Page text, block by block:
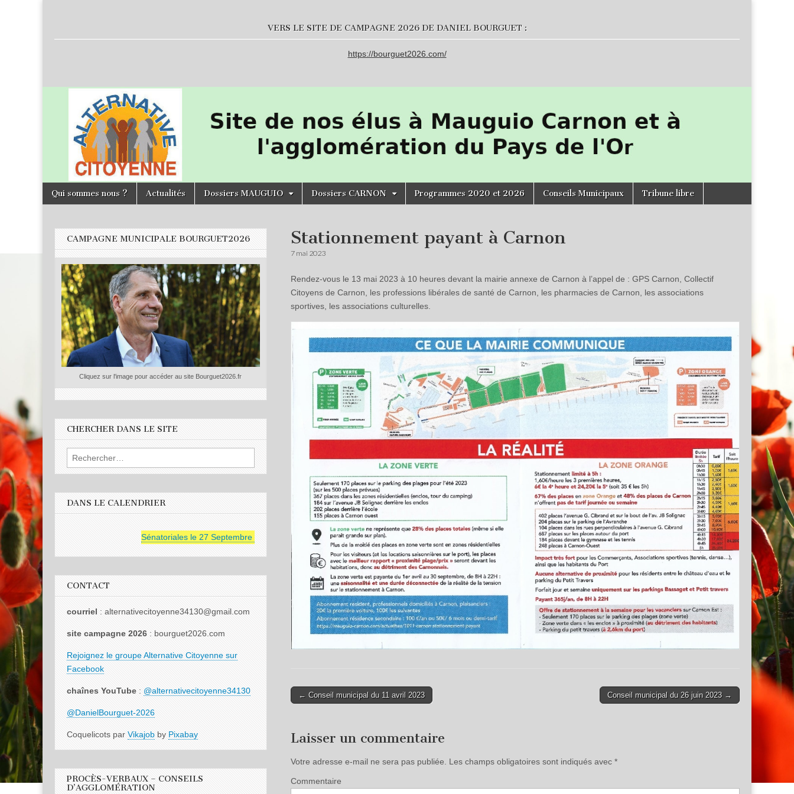
L'Alternative VERS LE SITE DE CAMPAGNE 2026 DE DANIEL BOURGUET :
https://bourguet2026.com/
Main menu
Skip to content
Qui sommes nous ? Actualités Dossiers MAUGUIO Dossiers CARNON Programmes 2020 et 2026 Conseils Municipaux Tribune libre
Stationnement payant à Carnon
7 mai 2023
Rendez-vous le 13 mai 2023 à 10 heures devant la mairie annexe de Carnon à l’appel de : GPS Carnon, Collectif
Citoyens de Carnon, les professions libérales de santé de Carnon, les pharmacies de Carnon, les associations
sportives, les associations culturelles.
Post navigation
← Conseil municipal du 11 avril 2023 Conseil municipal du 26 juin 2023 →
Laisser un commentaire
Votre adresse e-mail ne sera pas publiée. Les champs obligatoires sont indiqués avec*
Commentaire
CAMPAGNE MUNICIPALE BOURGUET2026
Cliquez sur l'image pour accéder au site Bourguet2026.fr
CHERCHER DANS LE SITE
Rechercher :
DANS LE CALENDRIER
Sénatoriales le 27 Septembre 2026
CONTACT
courriel : alternativecitoyenne34130@gmail.com
site campagne 2026 : bourguet2026.com
Rejoignez le groupe Alternative Citoyenne sur
Facebook
chaînes YouTube : @alternativecitoyenne34130
@DanielBourguet-2026
Coquelicots par Vikajob by Pixabay
PROCÈS-VERBAUX – CONSEILS
D’AGGLOMÉRATION